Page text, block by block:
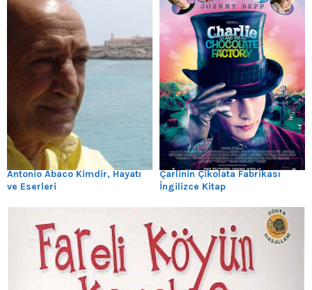
Antonio Abaco Kimdir, Hayatı
ve Eserleri
Çarlinin Çikolata Fabrikası
İngilizce Kitap